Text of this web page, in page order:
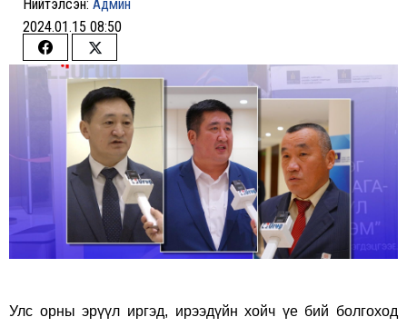
Нийтэлсэн: Админ
2024.01.15 08:50
Share
on
Facebook
Share
on
Twitter
Улс орны эрүүл иргэд, ирээдүйн хойч үе бий болгоход